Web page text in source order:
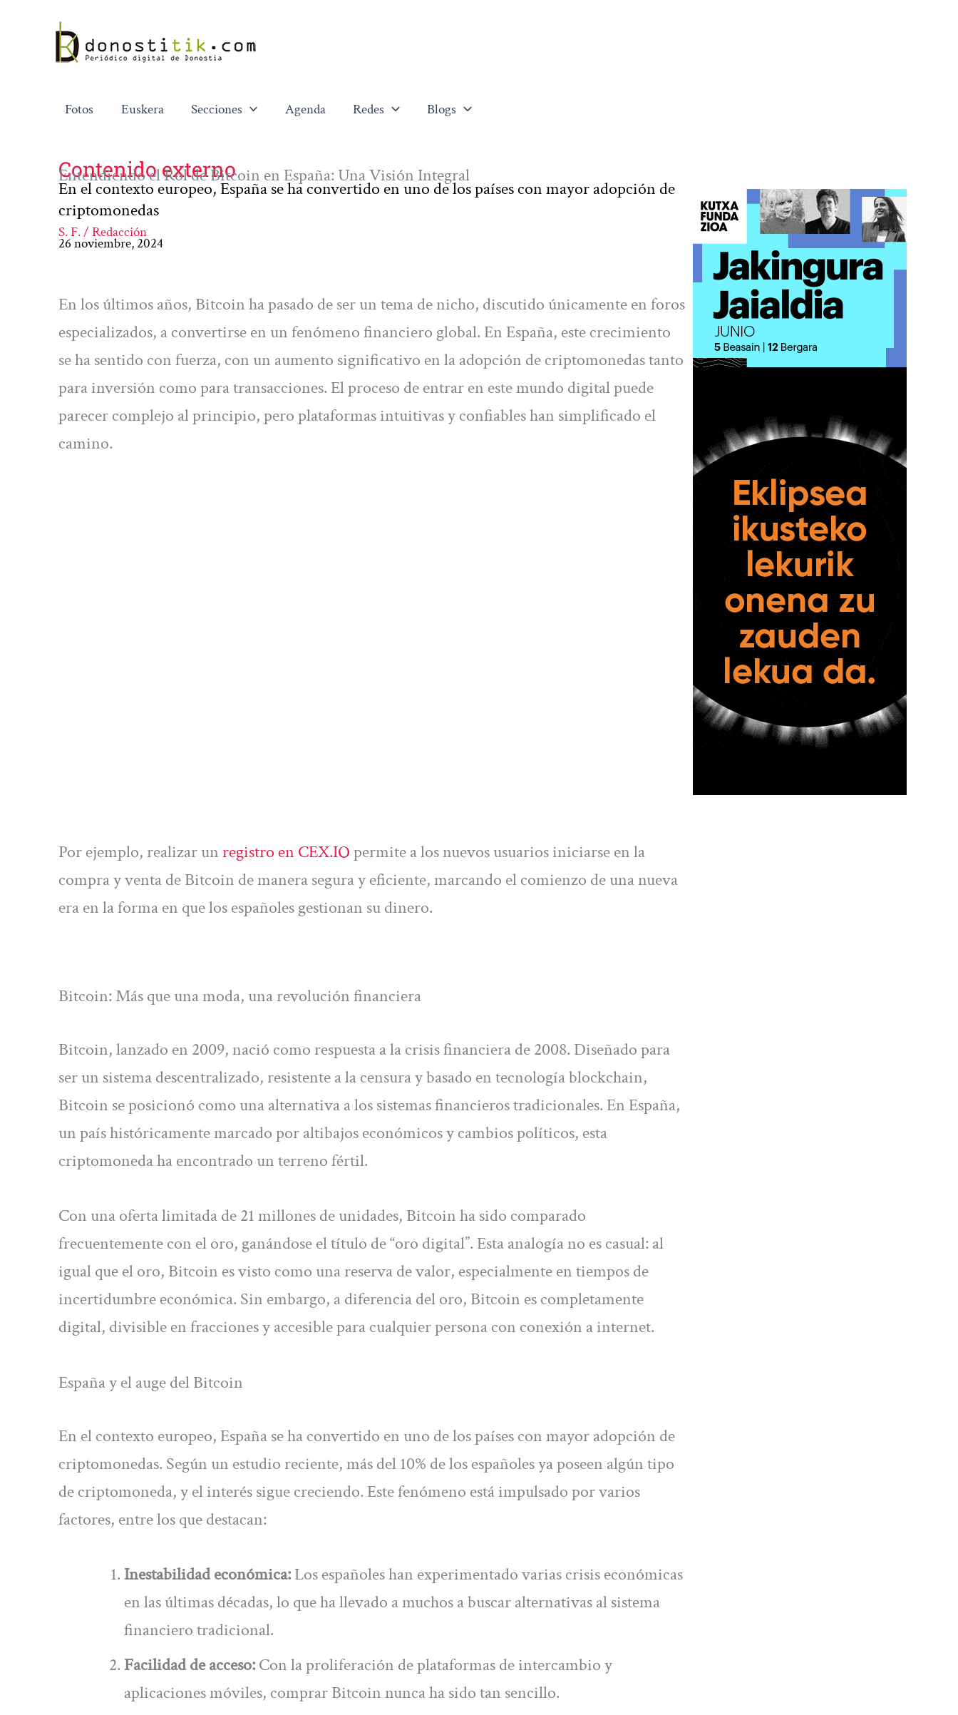
contenido
Fotos Euskera Secciones Agenda Redes Blogs
Contenido externo
Entendiendo el Rol de Bitcoin en España: Una Visión Integral
En el contexto europeo, España se ha convertido en uno de los países con mayor adopción de
criptomonedas
S. F. / Redacción
26 noviembre, 2024
En los últimos años, Bitcoin ha pasado de ser un tema de nicho, discutido únicamente en foros
especializados, a convertirse en un fenómeno financiero global. En España, este crecimiento
se ha sentido con fuerza, con un aumento significativo en la adopción de criptomonedas tanto
para inversión como para transacciones. El proceso de entrar en este mundo digital puede
parecer complejo al principio, pero plataformas intuitivas y confiables han simplificado el
camino.
Por ejemplo, realizar unregistro en CEX.IOpermite a los nuevos usuarios iniciarse en la
compra y venta de Bitcoin de manera segura y eficiente, marcando el comienzo de una nueva
era en la forma en que los españoles gestionan su dinero.
Bitcoin: Más que una moda, una revolución financiera
Bitcoin, lanzado en 2009, nació como respuesta a la crisis financiera de 2008. Diseñado para
ser un sistema descentralizado, resistente a la censura y basado en tecnología blockchain,
Bitcoin se posicionó como una alternativa a los sistemas financieros tradicionales. En España,
un país históricamente marcado por altibajos económicos y cambios políticos, esta
criptomoneda ha encontrado un terreno fértil.
Con una oferta limitada de 21 millones de unidades, Bitcoin ha sido comparado
frecuentemente con el oro, ganándose el título de “oro digital”. Esta analogía no es casual: al
igual que el oro, Bitcoin es visto como una reserva de valor, especialmente en tiempos de
incertidumbre económica. Sin embargo, a diferencia del oro, Bitcoin es completamente
digital, divisible en fracciones y accesible para cualquier persona con conexión a internet.
España y el auge del Bitcoin
En el contexto europeo, España se ha convertido en uno de los países con mayor adopción de
criptomonedas. Según un estudio reciente, más del 10% de los españoles ya poseen algún tipo
de criptomoneda, y el interés sigue creciendo. Este fenómeno está impulsado por varios
factores, entre los que destacan:
Inestabilidad económica:Los españoles han experimentado varias crisis económicas
en las últimas décadas, lo que ha llevado a muchos a buscar alternativas al sistema
financiero tradicional.
Facilidad de acceso:Con la proliferación de plataformas de intercambio y
aplicaciones móviles, comprar Bitcoin nunca ha sido tan sencillo.